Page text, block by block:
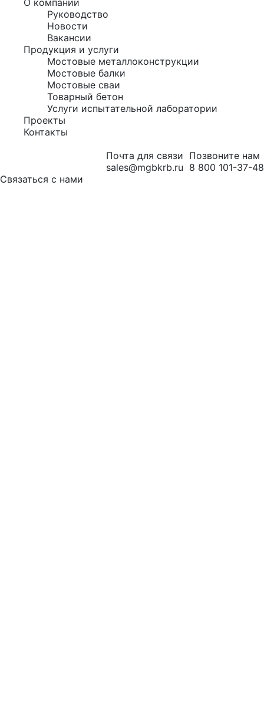
О компании
Руководство
Новости
Вакансии
Продукция и услуги
Мостовые металлоконструкции
Мостовые балки
Мостовые сваи
Товарный бетон
Услуги испытательной лаборатории
Проекты
Контакты
Почта для связи
sales@mgbkrb.ru
Позвоните нам
8 800 101-37-48
Связаться с нами